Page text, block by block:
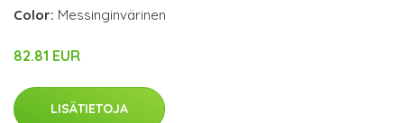
Color: Messinginvärinen
82.81 EUR
LISÄTIETOJA